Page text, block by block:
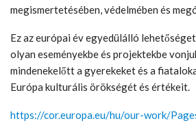
megismertetésében, védelmében és
Ez az európai év egyedülálló
olyan eseményekbe és projektekbe
mindenekelőtt a gyerekeket és a
Európa kulturális örökségét és értékeit.
https://cor.europa.eu/hu/our-work/